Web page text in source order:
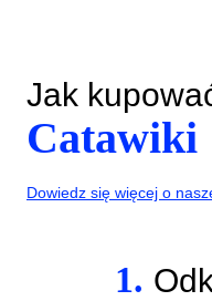
Jak
Catawiki
Dowiedz się więcej o
1.